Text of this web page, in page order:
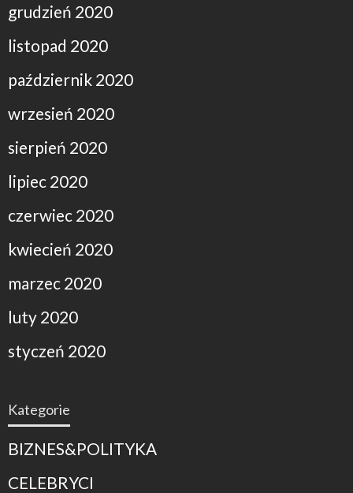
grudzień 2020
listopad 2020
październik 2020
wrzesień 2020
sierpień 2020
lipiec 2020
czerwiec 2020
kwiecień 2020
marzec 2020
luty 2020
styczeń 2020
Kategorie
BIZNES&POLITYKA
CELEBRYCI